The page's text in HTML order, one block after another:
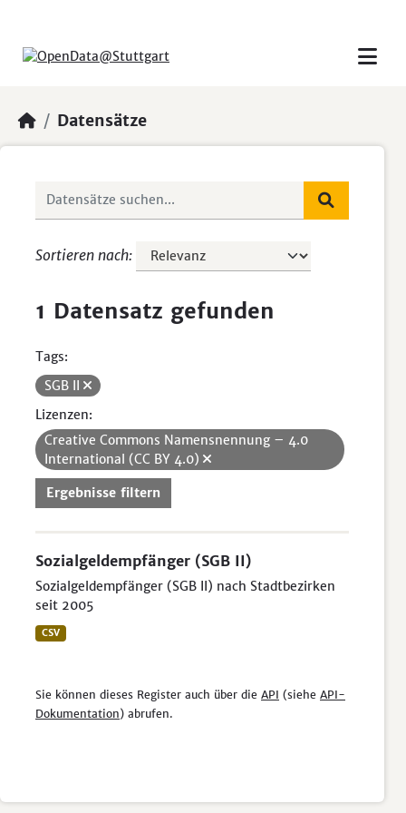
Datensätze
Sortieren nach
1 Datensatz gefunden
Tags:
SGB II
Lizenzen:
Creative Commons Namensnennung – 4.0
International (CC BY 4.0)
Ergebnisse filtern
Sozialgeldempfänger (SGB II)
Sozialgeldempfänger (SGB II) nach Stadtbezirken
seit 2005
CSV
Sie können dieses Register auch über die API (siehe API-
Dokumentation) abrufen.